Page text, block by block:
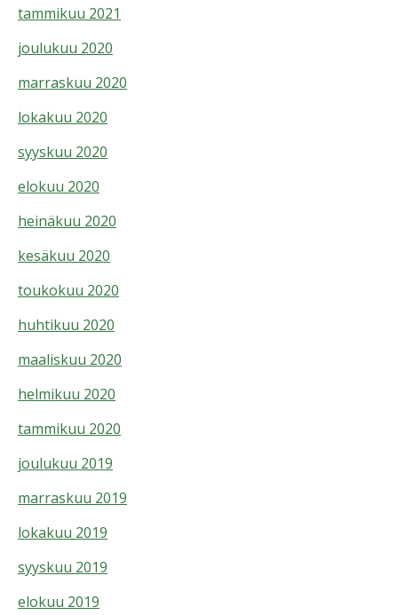
tammikuu 2021
joulukuu 2020
marraskuu 2020
lokakuu 2020
syyskuu 2020
elokuu 2020
heinäkuu 2020
kesäkuu 2020
toukokuu 2020
huhtikuu 2020
maaliskuu 2020
helmikuu 2020
tammikuu 2020
joulukuu 2019
marraskuu 2019
lokakuu 2019
syyskuu 2019
elokuu 2019